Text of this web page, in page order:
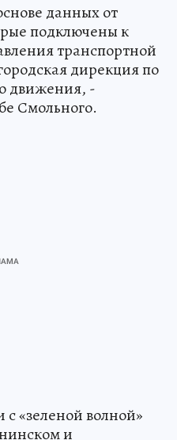
данных от
подключены к
транспортной
дирекция по
движения, -
Смольного.
«зеленой волной»
и